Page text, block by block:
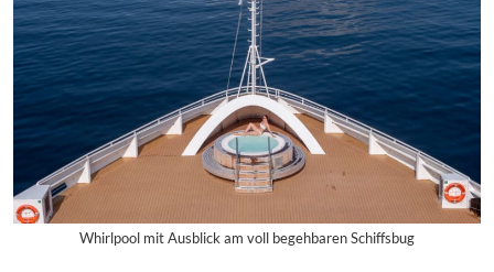
Whirlpool mit Ausblick am voll begehbaren Schiffsbug